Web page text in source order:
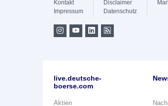
Kontakt
Impressum
Disclaimer
Datenschutz
live.deutsche-
boerse.com
Aktien